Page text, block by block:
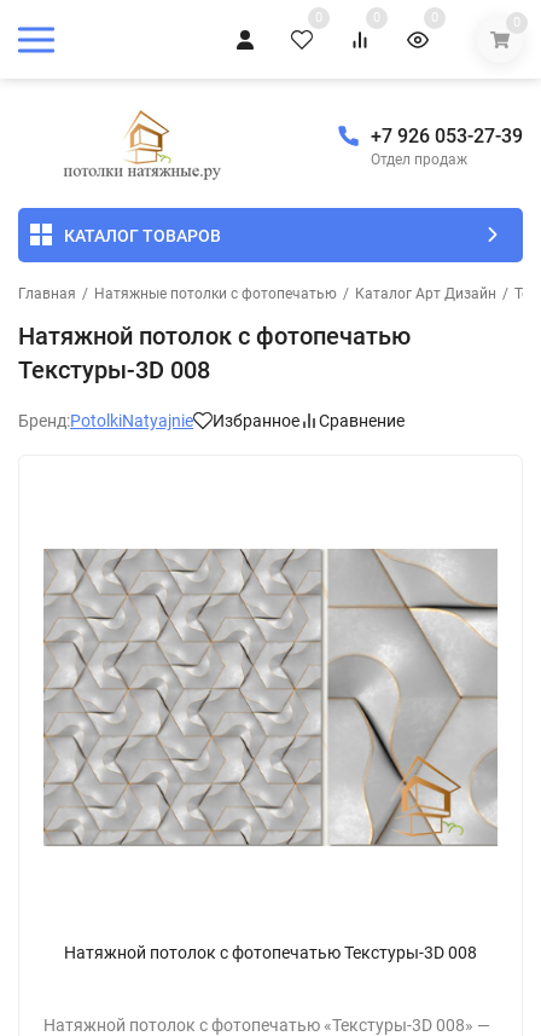
0 0 0 0
+7 926 053-27-39
Отдел продаж
КАТАЛОГ ТОВАРОВ
Главная / Натяжные потолки с фотопечатью / Каталог Арт Дизайн /
Натяжной потолок с фотопечатью
Текстуры-3D 008
Бренд:PotolkiNatyajnie Избранное Сравнение
Натяжной потолок с фотопечатью Текстуры-3D 008
Натяжной потолок с фотопечатью «Текстуры-3D 008» —